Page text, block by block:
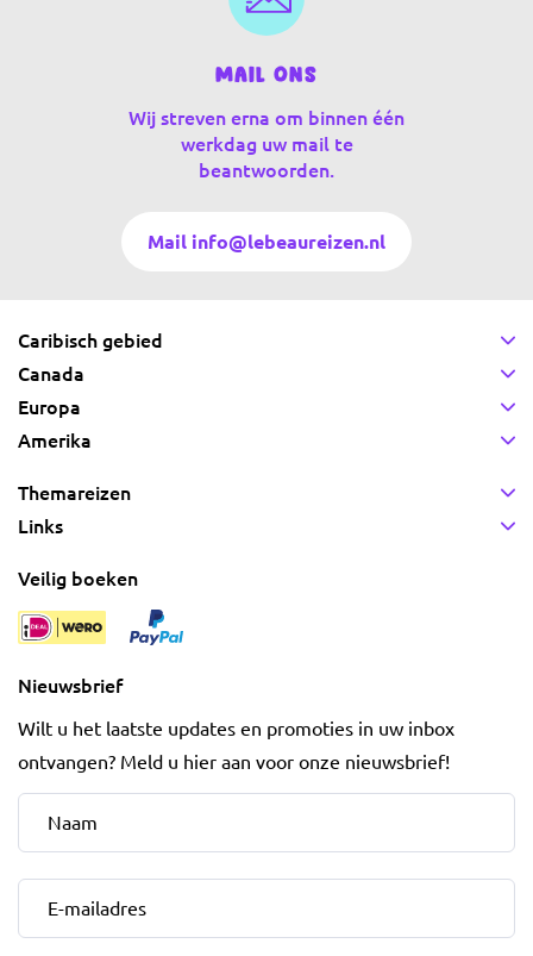
Mail ons
Wij streven erna om binnen één
werkdag uw mail te
beantwoorden.
Mail info@lebeaureizen.nl
Caribisch gebied
Canada
Europa
Amerika
Themareizen
Links
Veilig boeken
Nieuwsbrief
Wilt u het laatste updates en promoties in uw inbox
ontvangen? Meld u hier aan voor onze nieuwsbrief!
Naam*
E-mailadres*